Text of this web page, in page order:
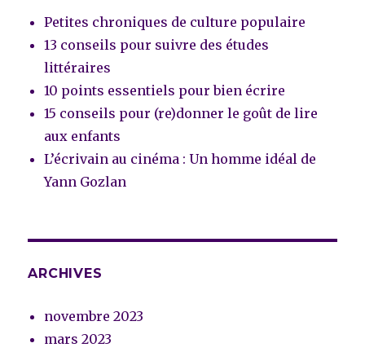
Petites chroniques de culture populaire
13 conseils pour suivre des études
littéraires
10 points essentiels pour bien écrire
15 conseils pour (re)donner le goût de lire
aux enfants
L’écrivain au cinéma : Un homme idéal de
Yann Gozlan
ARCHIVES
novembre 2023
mars 2023